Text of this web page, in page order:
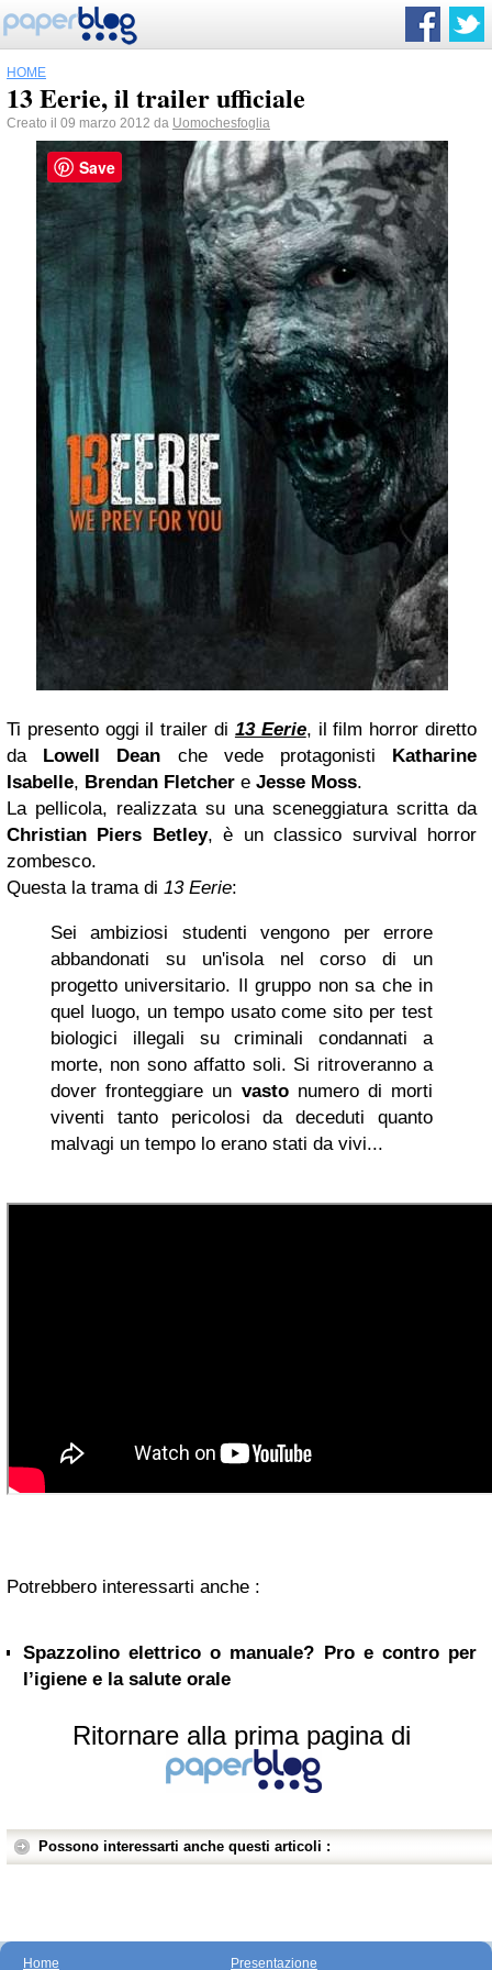
HOME
13 Eerie, il trailer ufficiale
Creato il 09 marzo 2012 da Uomochesfoglia
Ti presento oggi il trailer di 13 Eerie, il film horror diretto
da Lowell Dean che vede protagonisti Katharine
Isabelle, Brendan Fletcher e Jesse Moss.
La pellicola, realizzata su una sceneggiatura scritta da
Christian Piers Betley, è un classico survival horror
zombesco.
Questa la trama di 13 Eerie:
Sei ambiziosi studenti vengono per errore
abbandonati su un'isola nel corso di un
progetto universitario. Il gruppo non sa che in
quel luogo, un tempo usato come sito per test
biologici illegali su criminali condannati a
morte, non sono affatto soli. Si ritroveranno a
dover fronteggiare un vastonumero di morti
viventi tanto pericolosi da deceduti quanto
malvagi un tempo lo erano stati da vivi...
Potrebbero interessarti anche :
Spazzolino elettrico o manuale? Pro e contro per
l’igiene e la salute orale
Ritornare alla prima pagina di
Possono interessarti anche questi articoli :
Home Presentazione
Save